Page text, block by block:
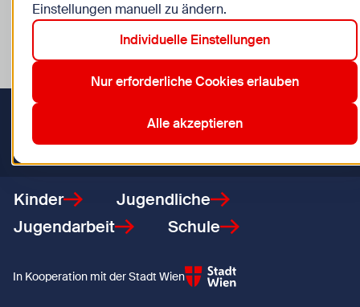
Veranstaltungen in Wien im Bereich “Kinder”
Aktive Filter:
10. Favoriten 13. Hietzing 20. Brigittenau
21. Floridsdorf
Zurücksetzen
Zurück zur Startseite
Kinder
Jugendliche
Jugendarbeit
Schule
In Kooperation mit der Stadt Wien
Einstellungen manuell zu ändern.
Individuelle Einstellungen
Nur erforderliche Cookies erlauben
Alle akzeptieren